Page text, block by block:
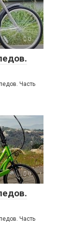
0
Часть
0
Часть